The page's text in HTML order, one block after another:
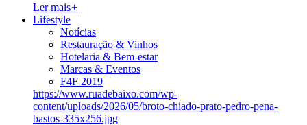
Ler mais+
Lifestyle
Notícias
Restauração & Vinhos
Hotelaria & Bem-estar
Marcas & Eventos
F4F 2019
https://www.ruadebaixo.com/wp-
content/uploads/2026/05/broto-chiado-prato-pedro-pena-
bastos-335x256.jpg